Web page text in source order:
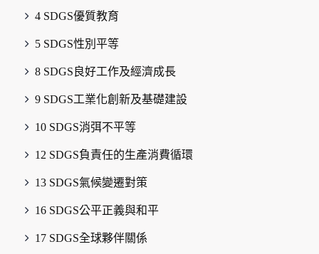
4 SDGS優質教育
5 SDGS性別平等
8 SDGS良好工作及經濟成長
9 SDGS工業化創新及基礎建設
10 SDGS消弭不平等
12 SDGS負責任的生產消費循環
13 SDGS氣候變遷對策
16 SDGS公平正義與和平
17 SDGS全球夥伴關係